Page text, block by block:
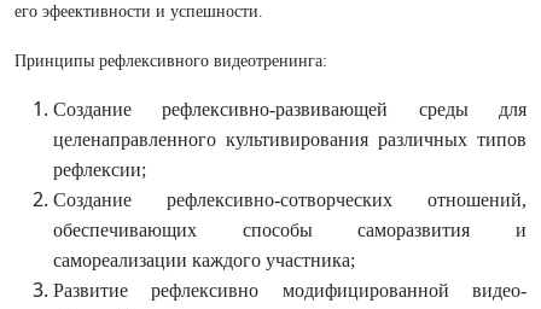
его эфеективности и успешности.
Принципы рефлексивного видеотренинга:
Создание рефлексивно-развивающей среды для
целенаправленного культивирования различных типов
рефлексии;
Создание рефлексивно-сотворческих отношений,
обеспечивающих способы саморазвития и
самореализации каждого участника;
Развитие рефлексивно модифицированной видео-